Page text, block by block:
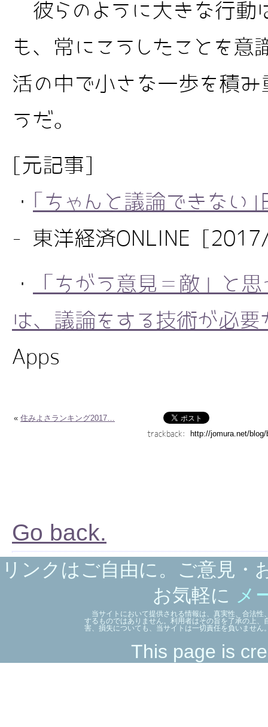
彼らのように大きな行動
も、常にこうしたことを意
活の中で小さな一歩を積み
うだ。
[元記事]
・ ｢ちゃんと議論できない
- 東洋経済ONLINE
・
「ちがう意見＝敵」と
は、議論をする技術が必要
Apps
« 住みよさランキング2017…
trackback:
Go back.
リンクはご自由に。ご意見・
お気軽に メ
当サイトにおいて提供される情報は、真実性、合法性
するものではありません。利用者はその旨を了承の上
害、損失についても、当サイトは一切責任を負いません
This page is